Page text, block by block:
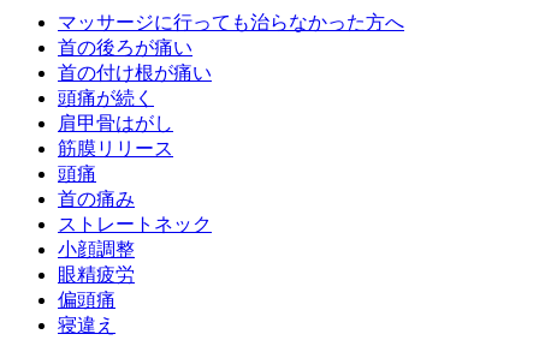
マッサージに行っても治らなかった方へ
首の後ろが痛い
首の付け根が痛い
頭痛が続く
肩甲骨はがし
筋膜リリース
頭痛
首の痛み
ストレートネック
小顔調整
眼精疲労
偏頭痛
寝違え